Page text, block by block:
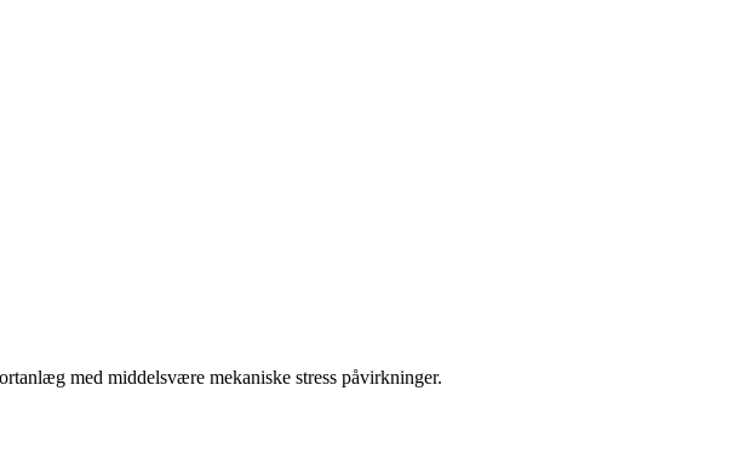
med middelsvære mekaniske stress påvirkninger.